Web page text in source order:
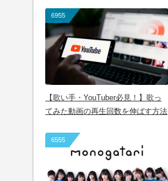
6955
【歌い手・YouTuber必見！】歌っ
てみた動画の再生回数を伸ばす方法
6555